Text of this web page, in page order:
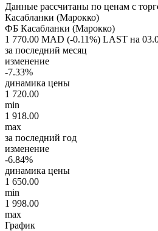
Данные рассчитаны по ценам с
Касабланки (Марокко)
ФБ Касабланки (Марокко)
1 770.00 MAD (-0.11%) LAST на
за последний месяц
изменение
-7.33%
динамика цены
1 720.00
min
1 918.00
max
за последний год
изменение
-6.84%
динамика цены
1 650.00
min
1 998.00
max
График